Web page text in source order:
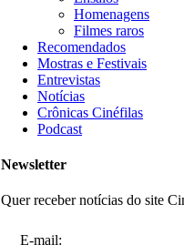
Homenagens
Filmes raros
Recomendados
Mostras e Festivais
Entrevistas
Notícias
Crônicas Cinéfilas
Podcast
Newsletter
Quer receber notícias do site
E-mail: